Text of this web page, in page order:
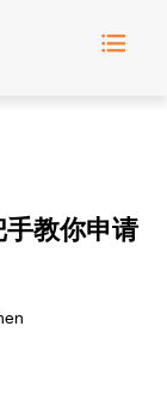
教你申请